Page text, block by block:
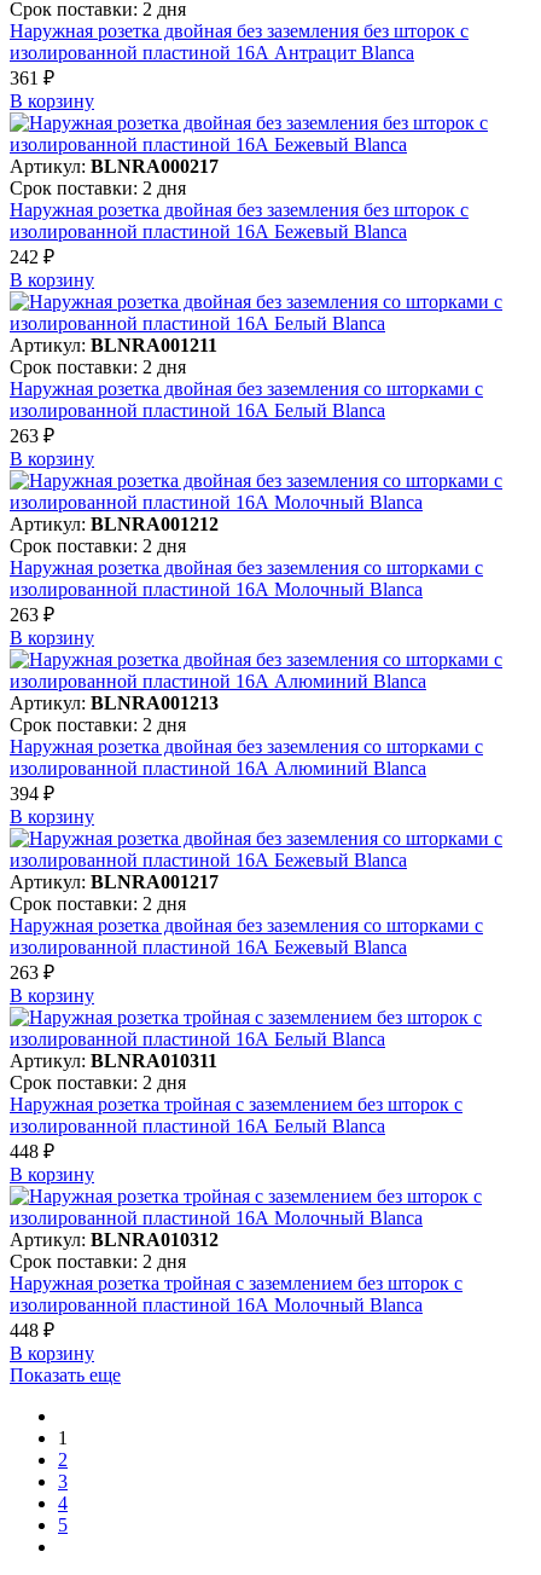
Срок поставки: 2 дня
Наружная розетка двойная без заземления без шторок с
изолированной пластиной 16А Антрацит Blanca
361 ₽
В корзинy
Артикул: BLNRA000217
Срок поставки: 2 дня
Наружная розетка двойная без заземления без шторок с
изолированной пластиной 16А Бежевый Blanca
242 ₽
В корзинy
Артикул: BLNRA001211
Срок поставки: 2 дня
Наружная розетка двойная без заземления со шторками с
изолированной пластиной 16А Белый Blanca
263 ₽
В корзинy
Артикул: BLNRA001212
Срок поставки: 2 дня
Наружная розетка двойная без заземления со шторками с
изолированной пластиной 16А Молочный Blanca
263 ₽
В корзинy
Артикул: BLNRA001213
Срок поставки: 2 дня
Наружная розетка двойная без заземления со шторками с
изолированной пластиной 16А Алюминий Blanca
394 ₽
В корзинy
Артикул: BLNRA001217
Срок поставки: 2 дня
Наружная розетка двойная без заземления со шторками с
изолированной пластиной 16А Бежевый Blanca
263 ₽
В корзинy
Артикул: BLNRA010311
Срок поставки: 2 дня
Наружная розетка тройная с заземлением без шторок с
изолированной пластиной 16А Белый Blanca
448 ₽
В корзинy
Артикул: BLNRA010312
Срок поставки: 2 дня
Наружная розетка тройная с заземлением без шторок с
изолированной пластиной 16А Молочный Blanca
448 ₽
В корзинy
Показать еще
1
2
3
4
5